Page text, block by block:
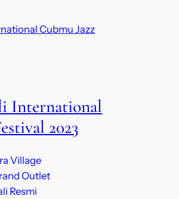
International
2023
Village
Outlet
Resmi